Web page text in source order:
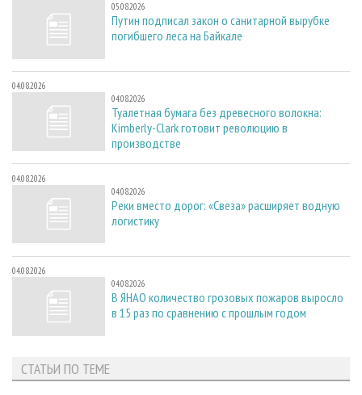
05.08.2026
Путин подписал закон о санитарной вырубке
погибшего леса на Байкале
04.08.2026
04.08.2026
Туалетная бумага без древесного волокна:
Kimberly-Clark готовит революцию в
производстве
04.08.2026
04.08.2026
Реки вместо дорог: «Свеза» расширяет водную
логистику
04.08.2026
04.08.2026
В ЯНАО количество грозовых пожаров выросло
в 15 раз по сравнению с прошлым годом
СТАТЬИ ПО ТЕМЕ